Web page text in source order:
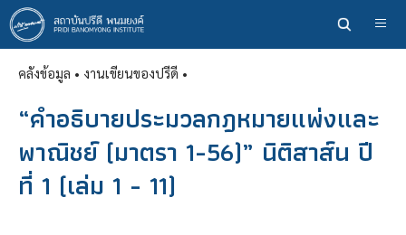
ข้าม
ไป
ยัง
เนื้อหา
คลังข้อมูล • งานเขียนของปรีดี •
“คำอธิบายประมวลกฎหมายแพ่งและ
พาณิชย์ (มาตรา 1-56)” นิติสาส์น ปี
ที่ 1 (เล่ม 1 - 11)